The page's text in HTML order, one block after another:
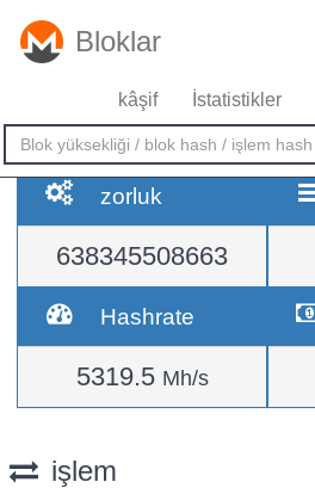
Bloklar
kâşif İstatistikler
zorluk
638345508663
Hashrate
5319.5 Mh/s
işlem